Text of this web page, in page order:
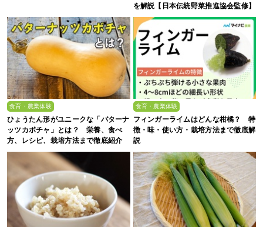
を解説【日本伝統野菜推進協会監修】
食育・農業体験
ひょうたん形がユニークな「バターナ
ッツカボチャ」とは？ 栄養、食べ
方、レシピ、栽培方法まで徹底紹介
食育・農業体験
フィンガーライムはどんな柑橘？ 特
徴・味・使い方・栽培方法まで徹底解
説